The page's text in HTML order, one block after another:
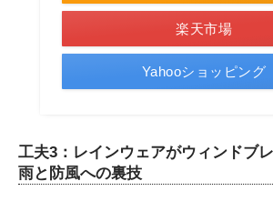
楽天市場
Yahooショッピング
工夫3：レインウェアがウィンドブ
雨と防風への裏技